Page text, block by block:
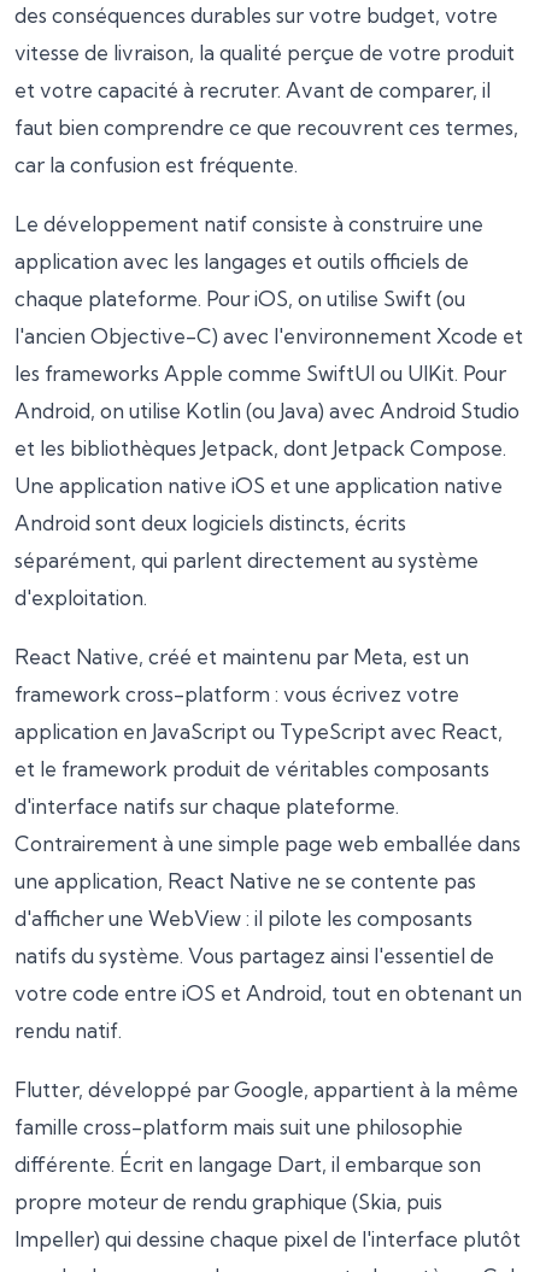
des conséquences durables sur votre budget, votre
vitesse de livraison, la qualité perçue de votre produit
et votre capacité à recruter. Avant de comparer, il
faut bien comprendre ce que recouvrent ces termes,
car la confusion est fréquente.
Le développement natif consiste à construire une
application avec les langages et outils officiels de
chaque plateforme. Pour iOS, on utilise Swift (ou
l'ancien Objective-C) avec l'environnement Xcode et
les frameworks Apple comme SwiftUI ou UIKit. Pour
Android, on utilise Kotlin (ou Java) avec Android Studio
et les bibliothèques Jetpack, dont Jetpack Compose.
Une application native iOS et une application native
Android sont deux logiciels distincts, écrits
séparément, qui parlent directement au système
d'exploitation.
React Native, créé et maintenu par Meta, est un
framework cross-platform : vous écrivez votre
application en JavaScript ou TypeScript avec React,
et le framework produit de véritables composants
d'interface natifs sur chaque plateforme.
Contrairement à une simple page web emballée dans
une application, React Native ne se contente pas
d'afficher une WebView : il pilote les composants
natifs du système. Vous partagez ainsi l'essentiel de
votre code entre iOS et Android, tout en obtenant un
rendu natif.
Flutter, développé par Google, appartient à la même
famille cross-platform mais suit une philosophie
différente. Écrit en langage Dart, il embarque son
propre moteur de rendu graphique (Skia, puis
Impeller) qui dessine chaque pixel de l'interface plutôt